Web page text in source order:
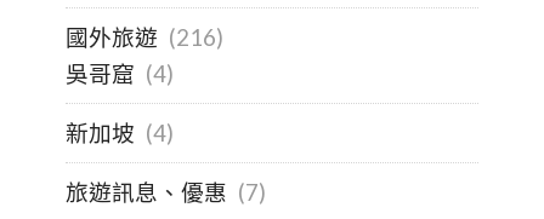
國外旅遊 (216)
吳哥窟 (4)
新加坡 (4)
旅遊訊息、優惠 (7)